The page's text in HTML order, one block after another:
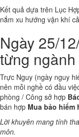
Kết quả dựa trên Lục
nắm xu hướng vận khí
Ngày 25/
từng
Trực Nguy (ngày nguy
nên mỗi nghề có đầu
phòng / Công sở hợp
bán hợp Mua bảo hiểm
Lời khuyên mang tính
môn.